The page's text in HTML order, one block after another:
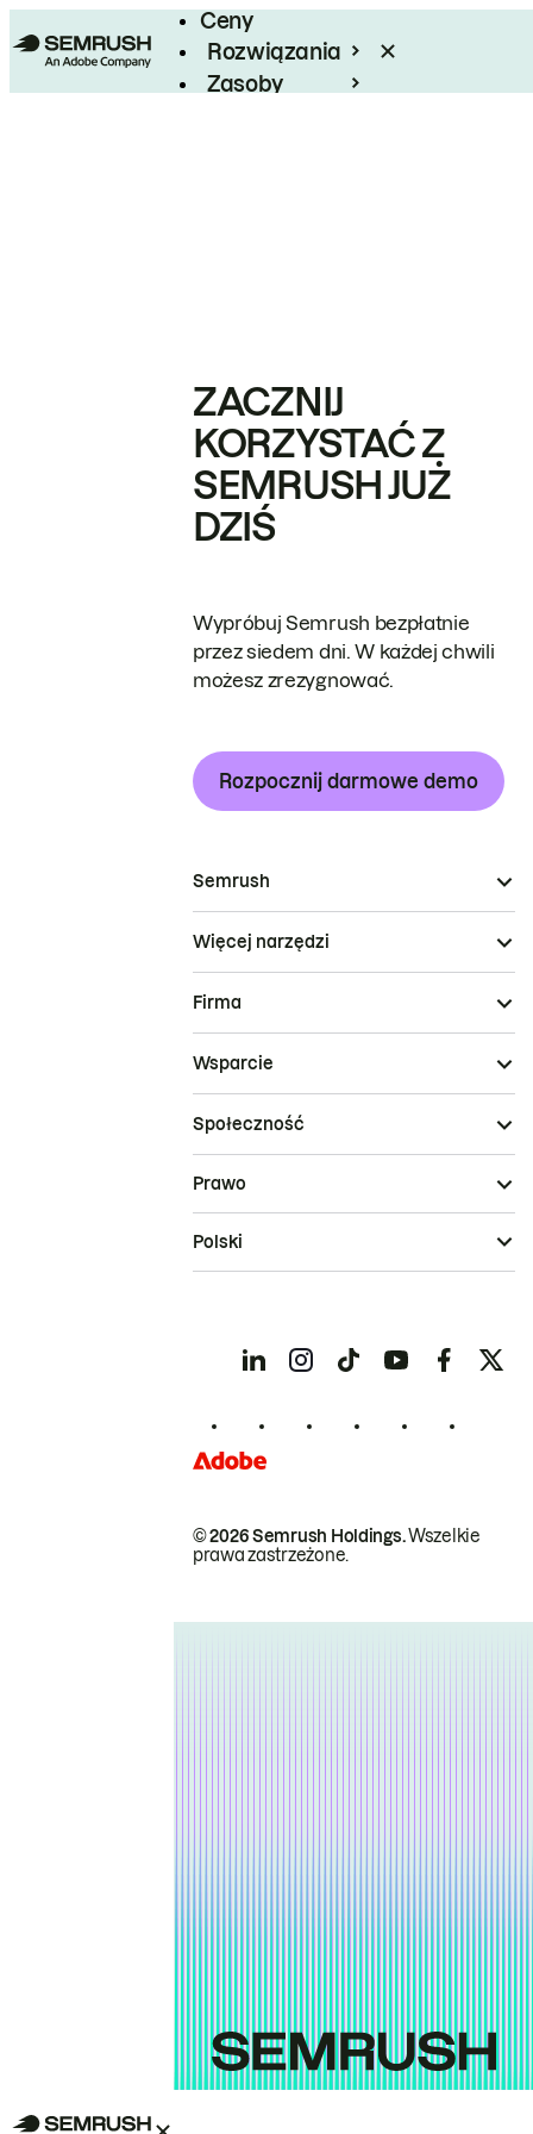
Ceny
Rozwiązania
Zasoby
ZACZNIJ
KORZYSTAĆ Z
SEMRUSH JUŻ
DZIŚ
Wypróbuj Semrush bezpłatnie
przez siedem dni. W każdej chwili
możesz zrezygnować.
Rozpocznij darmowe demo
Semrush
Więcej narzędzi
Firma
Wsparcie
Społeczność
© 2026 Semrush Holdings.Wszelkie
prawa zastrzeżone.
Prawo
Polski